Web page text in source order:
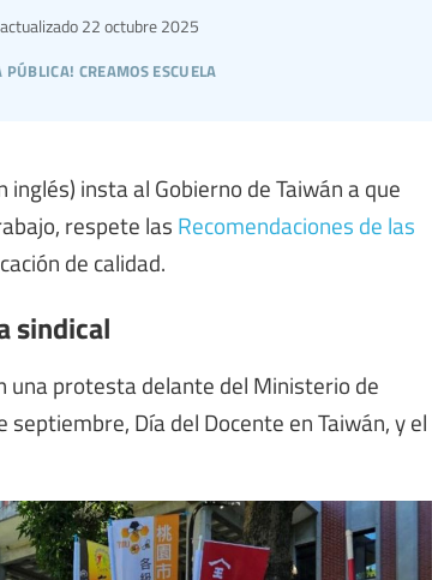
pública! creamos escuela
actualizado 22 octubre 2025
inglés) insta al Gobierno de Taiwán a que
respete las Recomendaciones de las
de calidad.
sindical
una protesta delante del Ministerio de
Día del Docente en Taiwán, y el